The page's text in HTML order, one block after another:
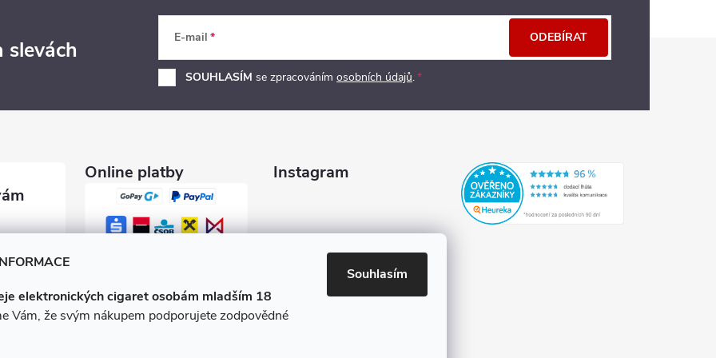
elektronických cigaret osobám mladším 18
Vám, že svým nákupem podporujete zodpovědné
Souhlasím
slevách E-mail
SOUHLASÍM se zpracováním osobních údajů.
ODEBÍRAT
600
e-ciga
Online platby Instagram